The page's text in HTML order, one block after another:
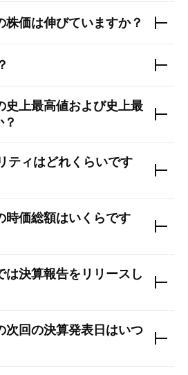
株価は伸びていますか？
史上最高値および史上最
ティはどれくらいです
時価総額はいくらです
は決算報告をリリースし
次回の決算発表日はいつ